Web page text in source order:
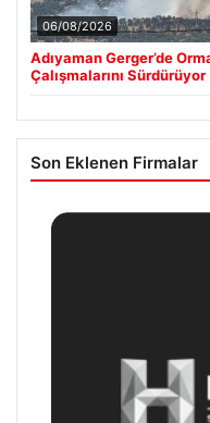
06/08/2026
Adıyaman Gerger’de
Çalışmalarını Sürdürüyor
Son Eklenen Firmalar